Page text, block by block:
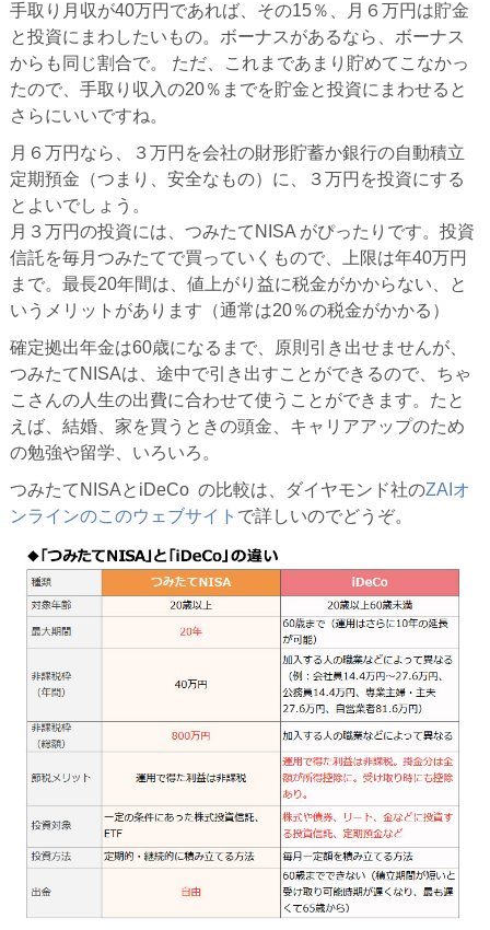
手取り月収が40万円であれば、その15％、月６万円は貯金
と投資にまわしたいもの。ボーナスがあるなら、ボーナス
からも同じ割合で。 ただ、これまであまり貯めてこなかっ
たので、手取り収入の20％までを貯金と投資にまわせると
さらにいいですね。
月６万円なら、３万円を会社の財形貯蓄か銀行の自動積立
定期預金（つまり、安全なもの）に、３万円を投資にする
とよいでしょう。
月３万円の投資には、つみたてNISA がぴったりです。投資
信託を毎月つみたてで買っていくもので、上限は年40万円
まで。最長20年間は、値上がり益に税金がかからない、と
いうメリットがあります（通常は20％の税金がかかる）
確定拠出年金は60歳になるまで、原則引き出せませんが、
つみたてNISAは、途中で引き出すことができるので、ちゃ
こさんの人生の出費に合わせて使うことができます。たと
えば、結婚、家を買うときの頭金、キャリアアップのため
の勉強や留学、いろいろ。
つみたてNISAとiDeCo の比較は、ダイヤモンド社のZAIオ
ンラインのこのウェブサイト で詳しいのでどうぞ。